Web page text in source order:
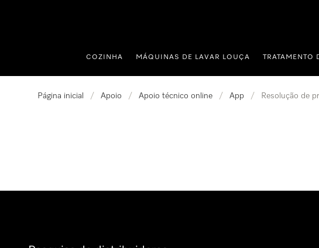
COZINHA MÁQUINAS DE LAVAR LOUÇA TRATAMENTO
Página inicial / Apoio / Apoio técnico online / App / Resolução de